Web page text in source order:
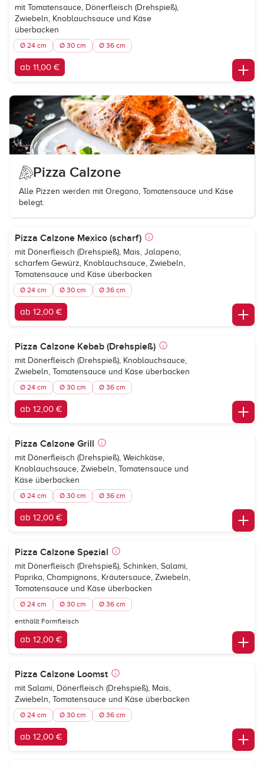
mit Tomatensauce, Dönerfleisch (Drehspieß),
Zwiebeln, Knoblauchsauce und Käse
überbacken
Ø 24 cm Ø 30 cm Ø 36 cm
ab 11,00 €
Pizza Calzone
Alle Pizzen werden mit Oregano, Tomatensauce und Käse
belegt.
Pizza Calzone Mexico (scharf)
mit Dönerfleisch (Drehspieß), Mais, Jalapeno,
scharfem Gewürz, Knoblauchsauce, Zwiebeln,
Tomatensauce und Käse überbacken
Ø 24 cm Ø 30 cm Ø 36 cm
ab 12,00 €
Pizza Calzone Kebab (Drehspieß)
mit Dönerfleisch (Drehspieß), Knoblauchsauce,
Zwiebeln, Tomatensauce und Käse überbacken
Ø 24 cm Ø 30 cm Ø 36 cm
ab 12,00 €
Pizza Calzone Grill
mit Dönerfleisch (Drehspieß), Weichkäse,
Knoblauchsauce, Zwiebeln, Tomatensauce und
Käse überbacken
Ø 24 cm Ø 30 cm Ø 36 cm
ab 12,00 €
Pizza Calzone Spezial
mit Dönerfleisch (Drehspieß), Schinken, Salami,
Paprika, Champignons, Kräutersauce, Zwiebeln,
Tomatensauce und Käse überbacken
Ø 24 cm Ø 30 cm Ø 36 cm
enthällt Formfleisch
ab 12,00 €
Pizza Calzone Loomst
mit Salami, Dönerfleisch (Drehspieß), Mais,
Zwiebeln, Tomatensauce und Käse überbacken
Ø 24 cm Ø 30 cm Ø 36 cm
ab 12,00 €